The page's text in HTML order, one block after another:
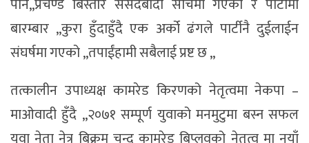
पनि,,प्रचण्ड बिस्तारै संसदबादी सोचमा गएको र पार्टीमा
बारम्बार ,,कुरा हुँदाहुँदै एक अर्को ढंगले पार्टीनै दुईलाईन
संघर्षमा गएको ,,तपाईंहामी सबैलाई प्रष्ट छ ,,
तत्कालीन उपाध्यक्ष कामरेड किरणको नेतृत्वमा नेकपा –
माओवादी हुँदै ,,२०७१ सम्पूर्ण युवाको मनमुटुमा बस्न सफल